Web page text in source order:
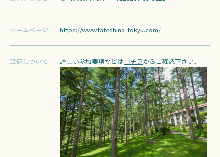
ホームページ https://www.tateshina-tokyu.com/
設備について 詳しい参加要項などはコチラからご確認下さい。